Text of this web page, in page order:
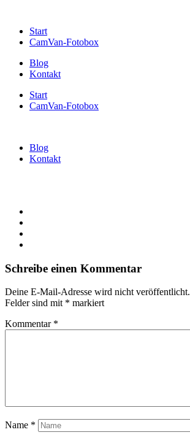
Start
CamVan-Fotobox
Blog
Kontakt
Start
CamVan-Fotobox
Blog
Kontakt
Schreibe einen Kommentar
Deine E-Mail-Adresse wird nicht veröffentlicht.
Felder sind mit * markiert
Kommentar *
Name *